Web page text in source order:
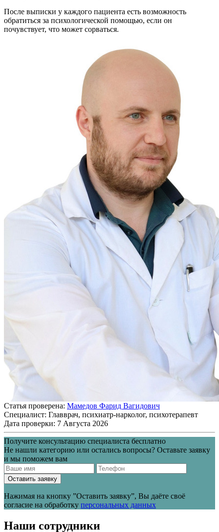
После выписки у каждого пациента есть возможность
обратиться за психологической помощью, если он
почувствует, что может сорваться.
Статья проверена: Мамедов Фарид Вагидович
Специалист: Главврач, психиатр-нарколог, психотерапевт
Дата проверки: 7 Августа 2026
Получите консультацию специалиста бесплатно
Не нашли категорию или остались вопросы? Оставьте заявку
и мы поможем вам
Оставить заявку
Нажимая на кнопку ”Оставить заявку”, Вы даёте своё
согласие на обработку персональных данных
Наши сотрудники